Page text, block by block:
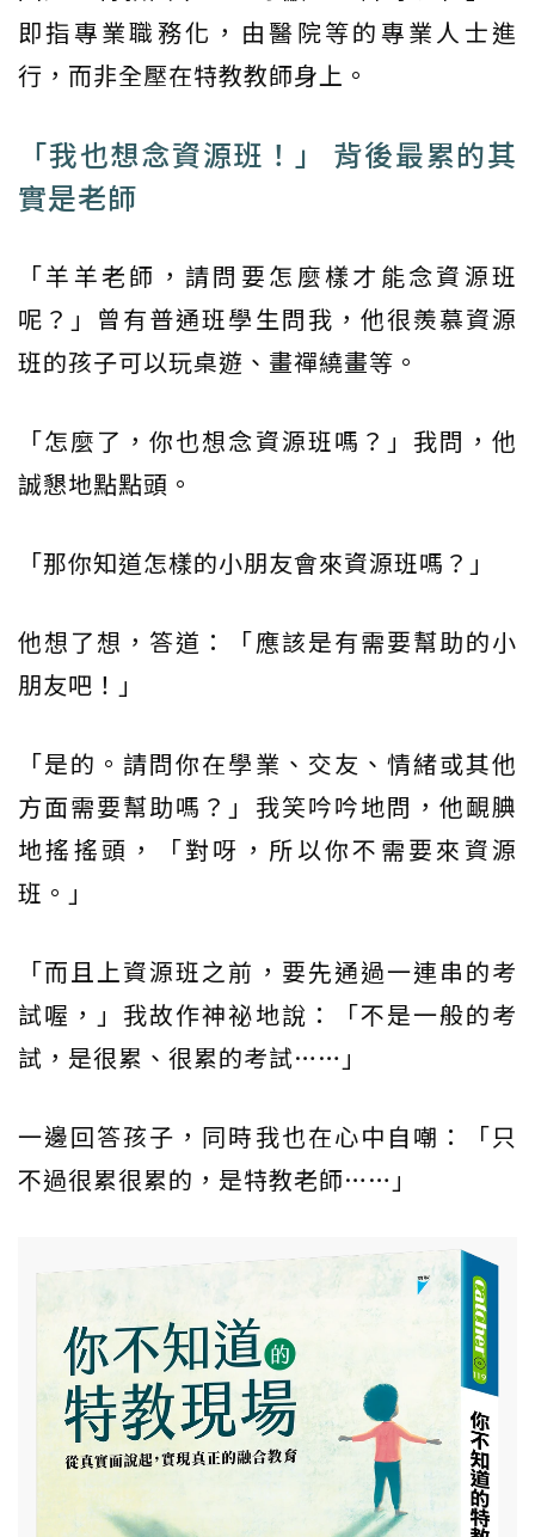
即指專業職務化，由醫院等的專業人士進
行，而非全壓在特教教師身上。
「我也想念資源班！」 背後最累的其
實是老師
「羊羊老師，請問要怎麼樣才能念資源班
呢？」曾有普通班學生問我，他很羨慕資源
班的孩子可以玩桌遊、畫禪繞畫等。
「怎麼了，你也想念資源班嗎？」我問，他
誠懇地點點頭。
「那你知道怎樣的小朋友會來資源班嗎？」
他想了想，答道：「應該是有需要幫助的小
朋友吧！」
「是的。請問你在學業、交友、情緒或其他
方面需要幫助嗎？」我笑吟吟地問，他靦腆
地搖搖頭，「對呀，所以你不需要來資源
班。」
「而且上資源班之前，要先通過一連串的考
試喔，」我故作神祕地說：「不是一般的考
試，是很累、很累的考試……」
一邊回答孩子，同時我也在心中自嘲：「只
不過很累很累的，是特教老師……」